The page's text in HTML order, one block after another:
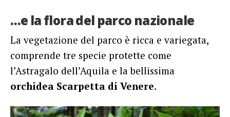
…e la flora del parco nazionale
La vegetazione del parco è ricca e variegata,
comprende tre specie protette come
l’Astragalo dell’Aquila e la bellissima
orchidea Scarpetta di Venere.